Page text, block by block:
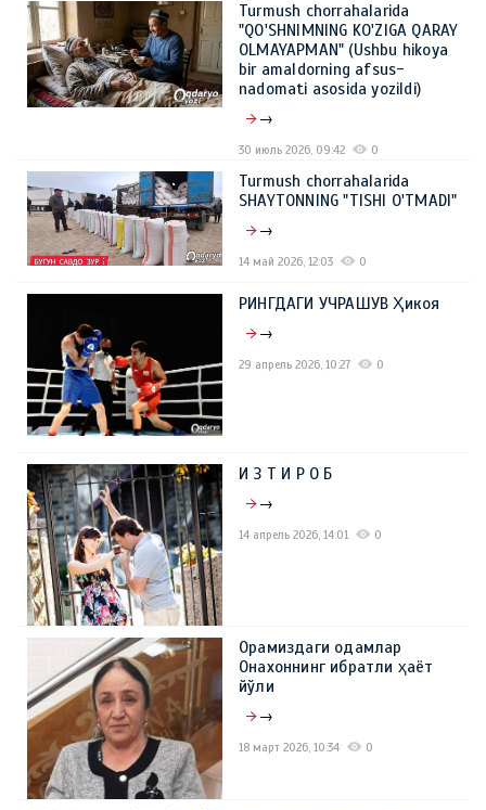
Turmush chorrahalarida
"QO'SHNIMNING KO'ZIGA QARAY
OLMAYAPMAN" (Ushbu hikoya
bir amaldorning afsus-
nadomati asosida yozildi)
→
30 июль 2026, 09:42 0
Turmush chorrahalarida
SHAYTONNING "TISHI O'TMADI"
→
14 май 2026, 12:03 0
РИНГДАГИ УЧРАШУВ Ҳикоя
→
29 апрель 2026, 10:27 0
И З Т И Р О Б
→
14 апрель 2026, 14:01 0
Орамиздаги одамлар
Онахоннинг ибратли ҳаёт
йўли
→
18 март 2026, 10:34 0